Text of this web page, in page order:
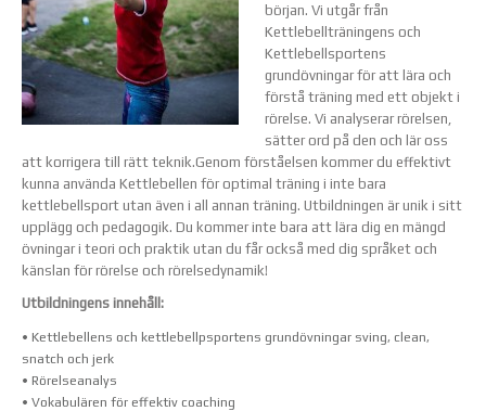
början. Vi utgår från
Kettlebellträningens och
Kettlebellsportens
grundövningar för att lära och
förstå träning med ett objekt i
rörelse. Vi analyserar rörelsen,
sätter ord på den och lär oss
att korrigera till rätt teknik.Genom förståelsen kommer du effektivt
kunna använda Kettlebellen för optimal träning i inte bara
kettlebellsport utan även i all annan träning. Utbildningen är unik i sitt
upplägg och pedagogik. Du kommer inte bara att lära dig en mängd
övningar i teori och praktik utan du får också med dig språket och
känslan för rörelse och rörelsedynamik!
Utbildningens innehåll:
• Kettlebellens och kettlebellpsportens grundövningar sving, clean,
snatch och jerk
• Rörelseanalys
• Vokabulären för effektiv coaching